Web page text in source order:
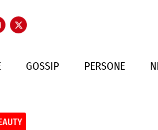
GOSSIP PERSONE